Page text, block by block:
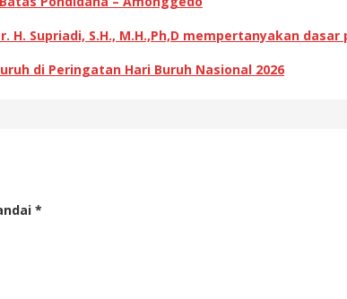
Supriadi, S.H., M.H.,Ph,D mempertanyakan
di Peringatan Hari Buruh Nasional 2026
*